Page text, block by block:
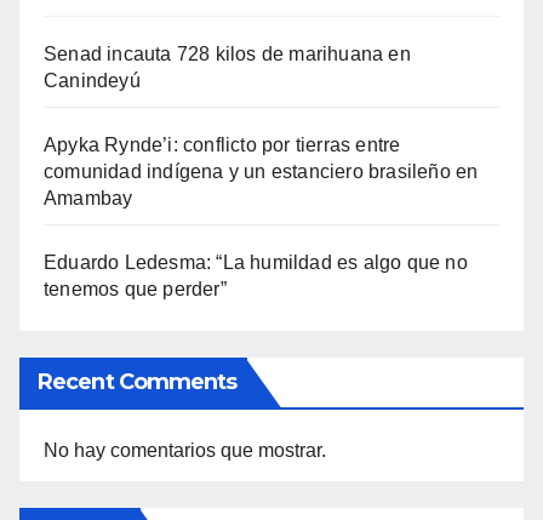
Senad incauta 728 kilos de marihuana en
Canindeyú
Apyka Rynde’i: conflicto por tierras entre
comunidad indígena y un estanciero brasileño en
Amambay
Eduardo Ledesma: “La humildad es algo que no
tenemos que perder”
Recent Comments
No hay comentarios que mostrar.